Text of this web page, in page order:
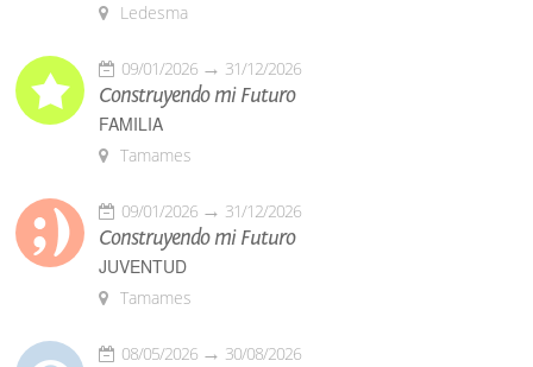
Ledesma
09/01/2026 31/12/2026
Construyendo mi Futuro
FAMILIA
Tamames
09/01/2026 31/12/2026
Construyendo mi Futuro
JUVENTUD
Tamames
08/05/2026 30/08/2026